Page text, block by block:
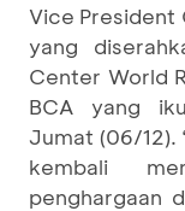
Vice President
yang
Center World
BCA yang
Jumat (06/12).
kembali
penghargaan